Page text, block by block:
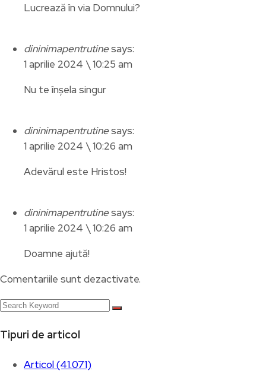
Lucrează în via Domnului?
dininimapentrutinesays:
1 aprilie 2024 \ 10:25 am
Nu te înșela singur
dininimapentrutinesays:
1 aprilie 2024 \ 10:26 am
Adevărul este Hristos!
dininimapentrutinesays:
1 aprilie 2024 \ 10:26 am
Doamne ajută!
Comentariile sunt dezactivate.
Tipuri de articol
Articol (41.071)